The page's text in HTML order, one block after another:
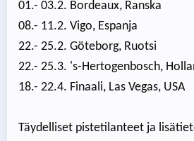
01.- 03.2. Bordeaux, Ranska
08.- 11.2. Vigo, Espanja
22.- 25.2. Göteborg, Ruotsi
22.- 25.3. 's-Hertogenbosch,
18.- 22.4. Finaali, Las Vegas, USA
Täydelliset pistetilanteet ja